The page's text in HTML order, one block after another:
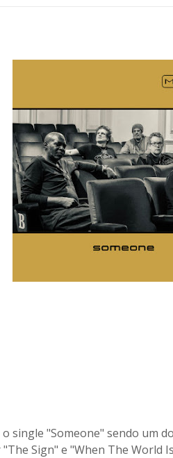
single "Someone" sendo um
Sign" e "When The World